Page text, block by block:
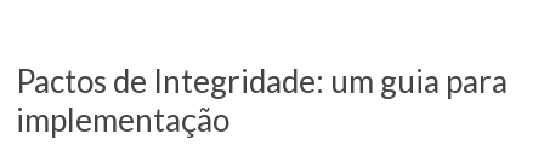
Pactos de Integridade: um guia para
implementação